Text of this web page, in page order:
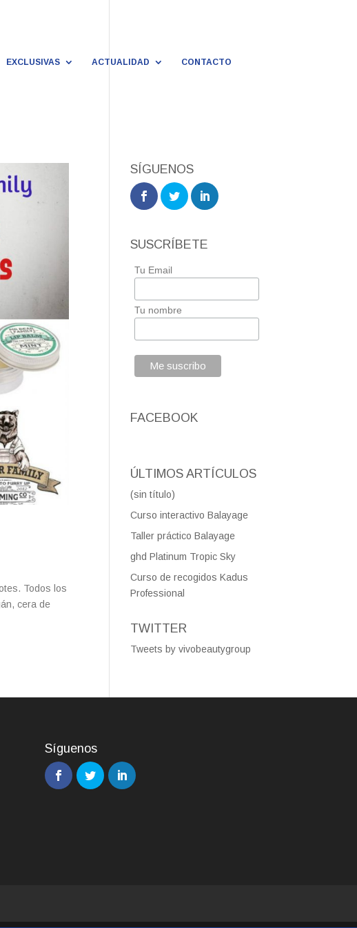
EXCLUSIVAS ACTUALIDAD CONTACTO
Todos los
cera de
SÍGUENOS
SUSCRÍBETE
Tu Email
Tu nombre
FACEBOOK
ÚLTIMOS ARTÍCULOS
(sin título)
Curso interactivo Balayage
Taller práctico Balayage
ghd Platinum Tropic Sky
Curso de recogidos Kadus
Professional
TWITTER
Tweets by vivobeautygroup
Síguenos